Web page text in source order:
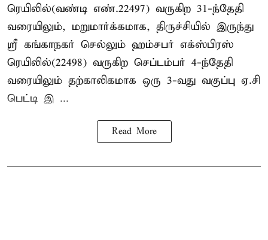
ரெயிலில்(வண்டி எண்.22497) வருகிற 31-ந்தேதி
வரையிலும், மறுமார்க்கமாக, திருச்சியில் இருந்து
ஸ்ரீ கங்காநகர் செல்லும் ஹம்சபர் எக்ஸ்பிரஸ்
ரெயிலில்(22498) வருகிற செப்டம்பர் 4-ந்தேதி
வரையிலும் தற்காலிகமாக ஒரு 3-வது வகுப்பு ஏ.சி
பெட்டி இ ...
Read More